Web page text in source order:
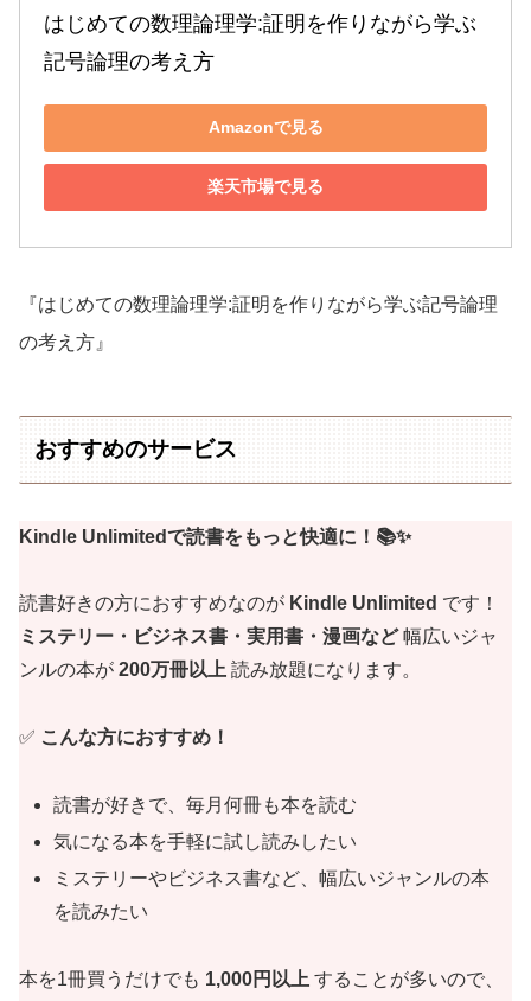
はじめての数理論理学:証明を作りながら学ぶ
記号論理の考え方
Amazonで見る
楽天市場で見る
『はじめての数理論理学:証明を作りながら学ぶ記号論理
の考え方』
おすすめのサービス
Kindle Unlimitedで読書をもっと快適に！📚✨
読書好きの方におすすめなのが Kindle Unlimited です！
ミステリー・ビジネス書・実用書・漫画など幅広いジャ
ンルの本が 200万冊以上 読み放題になります。
✅ こんな方におすすめ！
読書が好きで、毎月何冊も本を読む
気になる本を手軽に試し読みしたい
ミステリーやビジネス書など、幅広いジャンルの本
を読みたい
本を1冊買うだけでも 1,000円以上 することが多いので、